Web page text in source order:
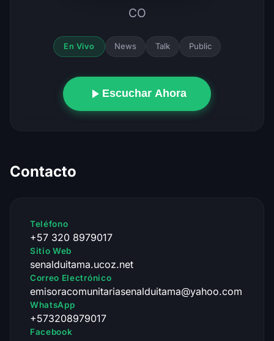
CO
En Vivo News Talk Public
Escuchar Ahora
Contacto
Teléfono
+57 320 8979017
Sitio Web
senalduitama.ucoz.net
Correo Electrónico
emisoracomunitariasenalduitama@yahoo.com
WhatsApp
+573208979017
Facebook